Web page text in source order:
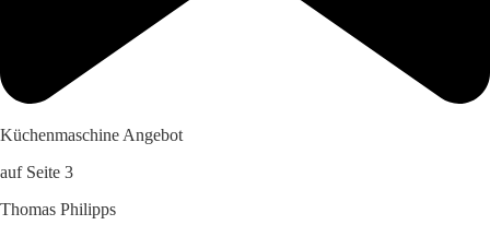
Küchenmaschine Angebot
auf Seite 3
Thomas Philipps